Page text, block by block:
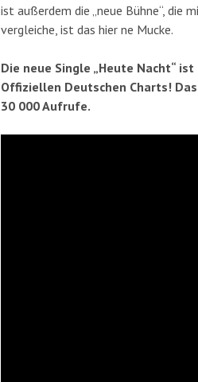
ist außerdem die „neue Bühne“, die
vergleiche, ist das hier ne Mucke.
Die neue Single „Heute Nacht“
Offiziellen Deutschen Charts!
30 000 Aufrufe.